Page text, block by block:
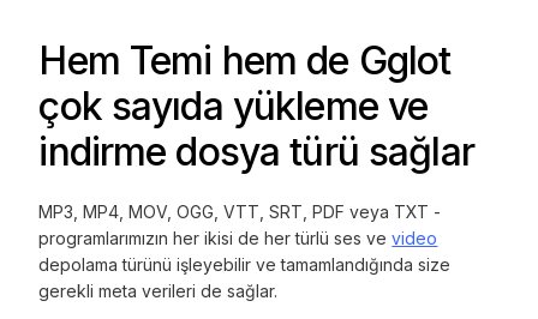
Hem Temi hem de Gglot
çok sayıda yükleme ve
indirme dosya türü sağlar
MP3, MP4, MOV, OGG, VTT, SRT, PDF veya TXT -
programlarımızın her ikisi de her türlü ses vevideo
depolama türünü işleyebilir ve tamamlandığında size
gerekli meta verileri de sağlar.